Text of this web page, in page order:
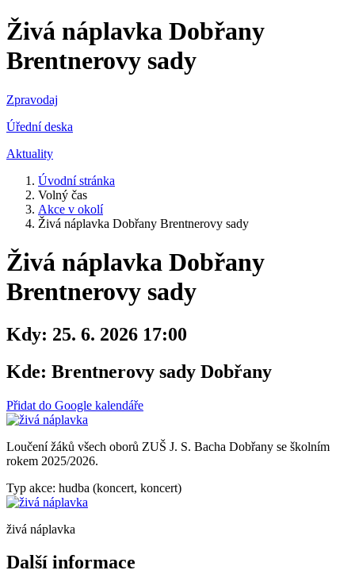
Živá náplavka Dobřany
Brentnerovy sady
Zpravodaj
Úřední deska
Aktuality
Úvodní stránka
Volný čas
Akce v okolí
Živá náplavka Dobřany Brentnerovy sady
Živá náplavka Dobřany
Brentnerovy sady
Kdy: 25. 6. 2026 17:00
Kde: Brentnerovy sady Dobřany
Přidat do Google kalendáře
Loučení žáků všech oborů ZUŠ J. S. Bacha Dobřany se školním
rokem 2025/2026.
Typ akce: hudba (koncert, koncert)
živá náplavka
Další informace